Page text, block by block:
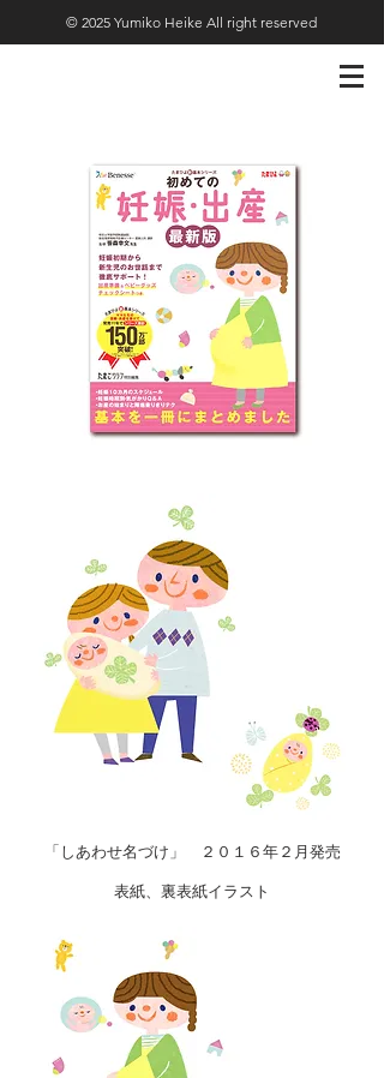
© 2025 Yumiko Heike All right reserved
「しあわせ名づけ」​ ２０１６年２月発売
​表紙、裏表紙イラスト